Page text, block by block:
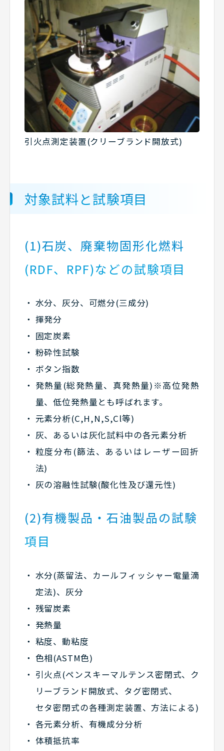
引火点測定装置(クリーブランド開放式)
対象試料と試験項目
(1)石炭、廃棄物固形化燃料
(RDF、RPF)などの試験項目
水分、灰分、可燃分(三成分)
揮発分
固定炭素
粉砕性試験
ボタン指数
発熱量(総発熱量、真発熱量)※高位発熱
量、低位発熱量とも呼ばれます。
元素分析(C,H,N,S,Cl等)
灰、あるいは灰化試料中の各元素分析
粒度分布(篩法、あるいはレーザー回折
法)
灰の溶融性試験(酸化性及び還元性)
(2)有機製品・石油製品の試験
項目
水分(蒸留法、カールフィッシャー電量滴
定法)、灰分
残留炭素
発熱量
粘度、動粘度
色相(ASTM色)
引火点(ペンスキーマルテンス密閉式、ク
リーブランド開放式、タグ密閉式、
セタ密閉式の各種測定装置、方法による)
各元素分析、有機成分分析
体積抵抗率